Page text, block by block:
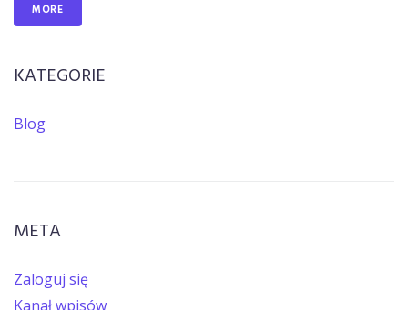
MORE
KATEGORIE
Blog
META
Zaloguj się
Kanał wpisów